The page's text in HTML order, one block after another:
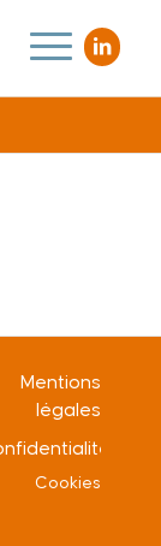
Mentions
légales
Cookies